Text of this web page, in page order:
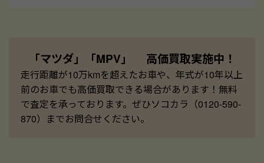
「マツダ」「MPV」 高価買取実施中！
走行距離が10万kmを超えたお車や、年式が10年以上
前のお車でも高価買取できる場合があります！無料
で査定を承っております。ぜひソコカラ（0120-590-
870）までお問合せください。